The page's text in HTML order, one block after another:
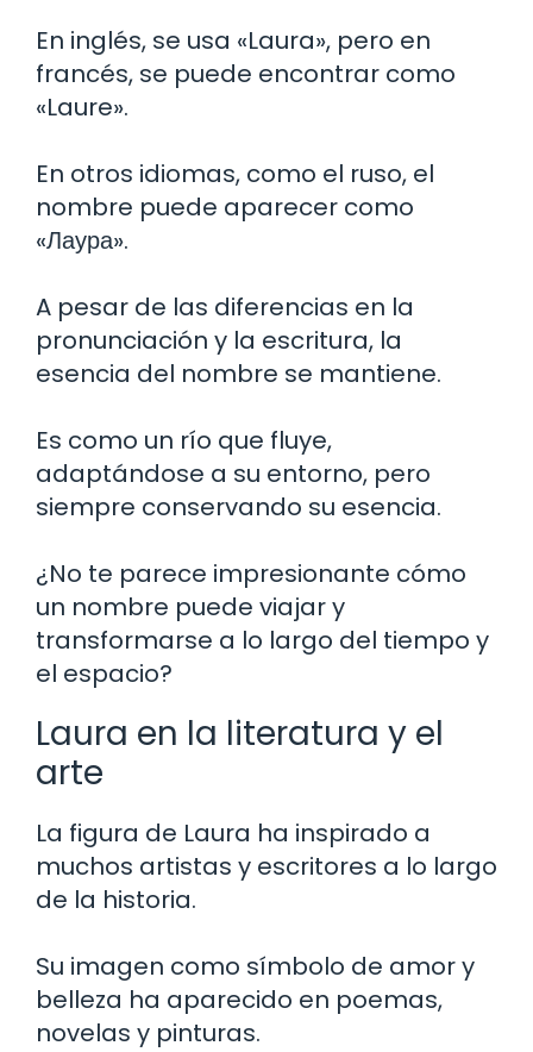
En inglés, se usa «Laura», pero en
francés, se puede encontrar como
«Laure».
En otros idiomas, como el ruso, el
nombre puede aparecer como
«Лаура».
A pesar de las diferencias en la
pronunciación y la escritura, la
esencia del nombre se mantiene.
Es como un río que fluye,
adaptándose a su entorno, pero
siempre conservando su esencia.
¿No te parece impresionante cómo
un nombre puede viajar y
transformarse a lo largo del tiempo y
el espacio?
Laura en la literatura y el
arte
La figura de Laura ha inspirado a
muchos artistas y escritores a lo largo
de la historia.
Su imagen como símbolo de amor y
belleza ha aparecido en poemas,
novelas y pinturas.